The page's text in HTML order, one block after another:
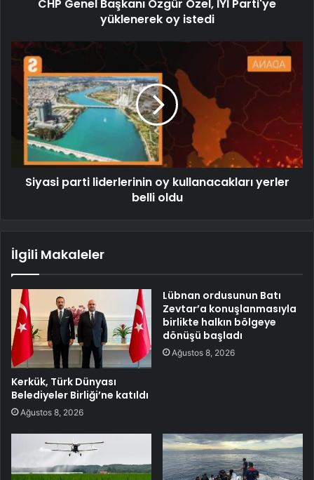
CHP Genel Başkanı Özgür Özel, İYİ Parti'ye
yüklenerek oy istedi
Siyasi parti liderlerinin oy kullanacakları yerler
belli oldu
İlgili Makaleler
Kerkük, Türk Dünyası
Belediyeler Birliği’ne katıldı
Ağustos 8, 2026
Lübnan ordusunun Batı
Zevtar’a konuşlanmasıyla
birlikte halkın bölgeye
dönüşü başladı
Ağustos 8, 2026